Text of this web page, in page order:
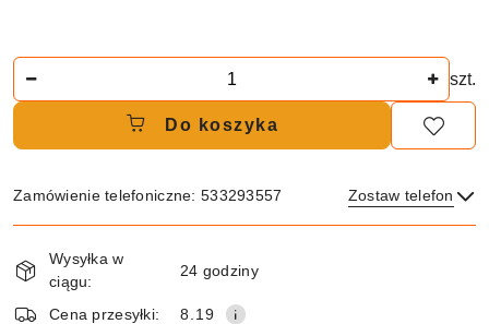
szt.
Do koszyka
Zamówienie telefoniczne: 533293557 Zostaw telefon
i
dostawa
Wysyłka w
ciągu:
24 godziny
Cena przesyłki: 8.19